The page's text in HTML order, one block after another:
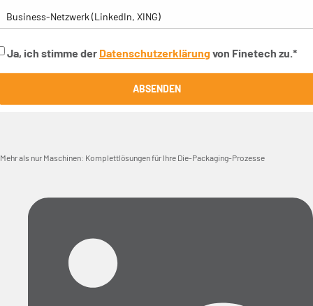
Ja, ich stimme der Datenschutzerklärungvon Finetech zu. *
ABSENDEN
Mehr als nur Maschinen: Komplettlösungen für Ihre Die-Packaging-Prozesse